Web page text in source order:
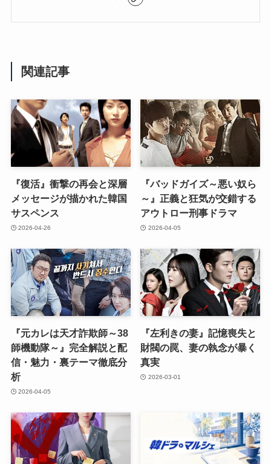
関連記事
『復活』衝撃の再会と深層
メッセージが描かれた韓国
サスペンス
2026-04-26
『バッドガイズ～悪い奴ら
～』正義と狂気が交錯する
アウトロー刑事ドラマ
2026-04-05
『元カレは天才詐欺師～38
師機動隊～』完全解説と配
信・魅力・裏テーマ徹底分
析
2026-04-05
『左利きの妻』記憶喪失と
財閥の罠、妻の執念が暴く
真実
2026-03-01